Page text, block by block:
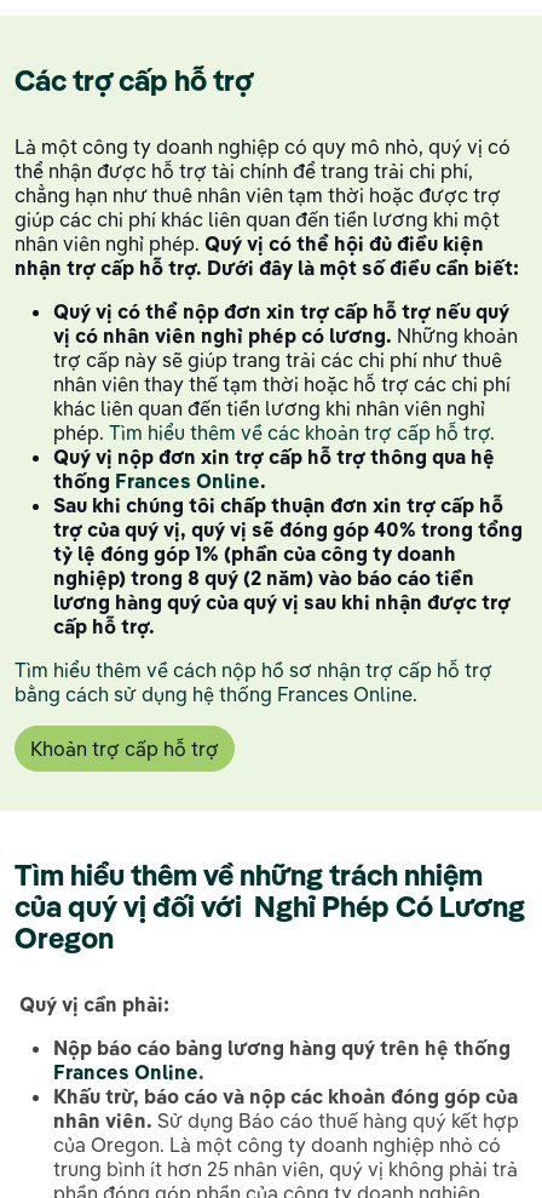
Các trợ cấp hỗ trợ
Là một công ty doanh nghiệp có quy mô nhỏ, quý vị có
thể nhận được hỗ trợ tài chính để trang trải chi phí,
chẳng hạn như thuê nhân viên tạm thời hoặc được trợ
giúp các chi phí khác liên quan đến tiền lương khi một
nhân viên nghỉ phép. Quý vị có thể hội đủ điều kiện
nhận trợ cấp hỗ trợ. Dưới đây là một số điều cần biết:
Quý vị có thể nộp đơn xin trợ cấp hỗ trợ nếu quý
vị có nhân viên nghỉ phép có lương. Những khoản
trợ cấp này sẽ giúp trang trải các chi phí như thuê
nhân viên thay thế tạm thời hoặc hỗ trợ các chi phí
khác liên quan đến tiền lương khi nhân viên nghỉ
phép. Tìm hiểu thêm về các khoản trợ cấp hỗ trợ.
Quý vị nộp đơn xin trợ cấp hỗ trợ thông qua hệ
thống Frances Online.
Sau khi chúng tôi chấp thuận đơn xin trợ cấp hỗ
trợ của quý vị, quý vị sẽ đóng góp 40% trong tổng
tỷ lệ đóng góp 1% (phần của công ty doanh
nghiệp) trong 8 quý (2 năm) vào báo cáo tiền
lương hàng quý của quý vị sau khi nhận được trợ
cấp hỗ trợ.
Tìm hiểu thêm về cách nộp hồ sơ nhận trợ cấp hỗ trợ
bằng cách sử dụng hệ thống Frances Online.
Khoản trợ cấp hỗ trợ
Tìm hiểu thêm về những trách nhiệm
của quý vị đối với Nghỉ Phép Có Lương
Oregon
Quý vị cần phải:
Nộp báo cáo bảng lương hàng quý trên hệ thống
Frances Online.
Khấu trừ, báo cáo và nộp các khoản đóng góp của
nhân viên. Sử dụng Báo cáo thuế hàng quý kết hợp
của Oregon. Là một công ty doanh nghiệp nhỏ có
trung bình ít hơn 25 nhân viên, quý vị không phải trả
phần đóng góp phần của công ty doanh nghiệp.